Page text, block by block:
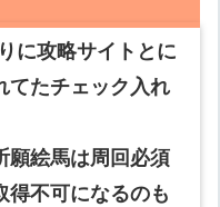
に攻略サイトとに
てたチェック入れ
願絵馬は周回必須
得不可になるのも